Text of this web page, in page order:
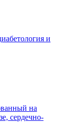
и
на
сердечно-